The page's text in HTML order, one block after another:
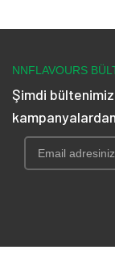
NNFLAVOURS
Şimdi